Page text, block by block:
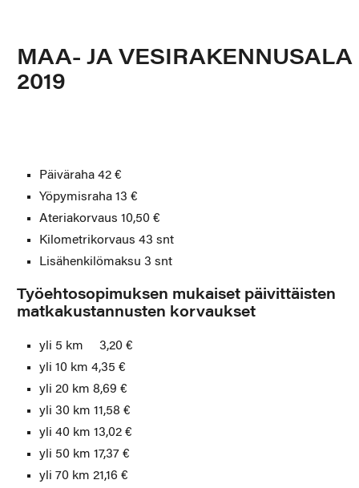
MAA- JA VESIRAKENNUSALA
2019
Päiväraha 42 €
Yöpymisraha 13 €
Ateriakorvaus 10,50 €
Kilometrikorvaus 43 snt
Lisähenkilömaksu 3 snt
Työehtosopimuksen mukaiset päivittäisten
matkakustannusten korvaukset
yli 5 km 3,20 €
yli 10 km 4,35 €
yli 20 km 8,69 €
yli 30 km 11,58 €
yli 40 km 13,02 €
yli 50 km 17,37 €
yli 70 km 21,16 €